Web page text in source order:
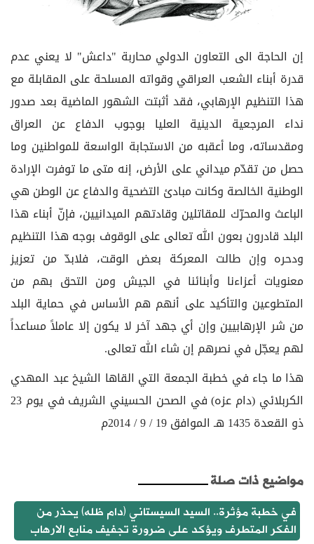
إن الحاجة الى التعاون الدولي محاربة "داعش" لا يعني عدم
قدرة أبناء الشعب العراقي وقواته المسلحة على المقابلة مع
هذا التنظيم الإرهابي، فقد أثبتت الشهور الماضية بعد صدور
نداء المرجعية الدينية العليا بوجوب الدفاع عن العراق
ومقدساته، وما أعقبه من الاستجابة الواسعة للمواطنين وما
حصل من تقدّم ميداني على الأرض، إنه متى ما توفرت الإرادة
الوطنية الخالصة وكانت مبادئ التضحية والدفاع عن الوطن هي
الباعث والمحرّك للمقاتلين وقادتهم الميدانيين، فإنّ أبناء هذا
البلد قادرون بعون الله تعالى على الوقوف بوجه هذا التنظيم
ودحره وإن طالت المعركة بعض الوقت، فلابدّ من تعزيز
معنويات أعزاءنا وأبنائنا في الجيش ومن التحق بهم من
المتطوعين والتأكيد على أنهم هم الأساس في حماية البلد
من شر الإرهابيين وإن أي جهد آخر لا يكون إلا عاملاً مساعداً
لهم يعجّل في نصرهم إن شاء الله تعالى.
هذا ما جاء في خطبة الجمعة التي القاها الشيخ عبد المهدي
الكربلائي (دام عزه) في الصحن الحسيني الشريف في يوم 23
ذو القعدة 1435 هـ الموافق 19 / 9 / 2014م
مواضيع ذات صلة
في خطبة مؤثرة.. السيد السيستاني (دام ظله) يحذر من
الفكر المتطرف ويؤكد على ضرورة تجفيف منابع الارهاب